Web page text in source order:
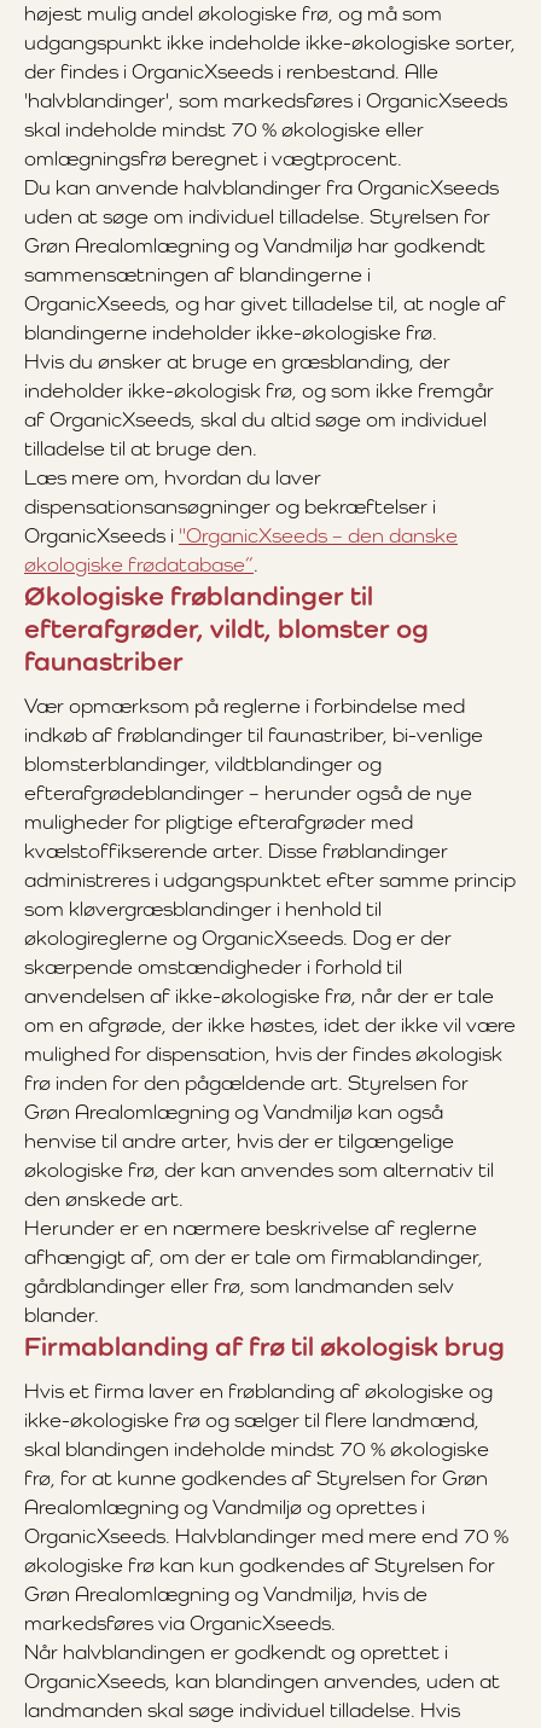
højest mulig andel økologiske frø, og må som
udgangspunkt ikke indeholde ikke-økologiske sorter,
der findes i OrganicXseeds i renbestand. Alle
'halvblandinger', som markedsføres i OrganicXseeds
skal indeholde mindst 70 % økologiske eller
omlægningsfrø beregnet i vægtprocent.
Du kan anvende halvblandinger fra OrganicXseeds
uden at søge om individuel tilladelse. Styrelsen for
Grøn Arealomlægning og Vandmiljø har godkendt
sammensætningen af blandingerne i
OrganicXseeds, og har givet tilladelse til, at nogle af
blandingerne indeholder ikke-økologiske frø.
Hvis du ønsker at bruge en græsblanding, der
indeholder ikke-økologisk frø, og som ikke fremgår
af OrganicXseeds, skal du altid søge om individuel
tilladelse til at bruge den.
Læs mere om, hvordan du laver
dispensationsansøgninger og bekræftelser i
OrganicXseeds i "OrganicXseeds – den danske
økologiske frødatabase”.
Økologiske frøblandinger til
efterafgrøder, vildt, blomster og
faunastriber
Vær opmærksom på reglerne i forbindelse med
indkøb af frøblandinger til faunastriber, bi-venlige
blomsterblandinger, vildtblandinger og
efterafgrødeblandinger – herunder også de nye
muligheder for pligtige efterafgrøder med
kvælstoffikserende arter. Disse frøblandinger
administreres i udgangspunktet efter samme princip
som kløvergræsblandinger i henhold til
økologireglerne og OrganicXseeds. Dog er der
skærpende omstændigheder i forhold til
anvendelsen af ikke-økologiske frø, når der er tale
om en afgrøde, der ikke høstes, idet der ikke vil være
mulighed for dispensation, hvis der findes økologisk
frø inden for den pågældende art. Styrelsen for
Grøn Arealomlægning og Vandmiljø kan også
henvise til andre arter, hvis der er tilgængelige
økologiske frø, der kan anvendes som alternativ til
den ønskede art.
Herunder er en nærmere beskrivelse af reglerne
afhængigt af, om der er tale om firmablandinger,
gårdblandinger eller frø, som landmanden selv
blander.
Firmablanding af frø til økologisk brug
Hvis et firma laver en frøblanding af økologiske og
ikke-økologiske frø og sælger til flere landmænd,
skal blandingen indeholde mindst 70 % økologiske
frø, for at kunne godkendes af Styrelsen for Grøn
Arealomlægning og Vandmiljø og oprettes i
OrganicXseeds. Halvblandinger med mere end 70 %
økologiske frø kan kun godkendes af Styrelsen for
Grøn Arealomlægning og Vandmiljø, hvis de
markedsføres via OrganicXseeds.
Når halvblandingen er godkendt og oprettet i
OrganicXseeds, kan blandingen anvendes, uden at
landmanden skal søge individuel tilladelse. Hvis